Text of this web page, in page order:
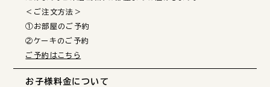
＜ご注文方法＞
①お部屋のご予約
ご予約はこちら
お子様料金について